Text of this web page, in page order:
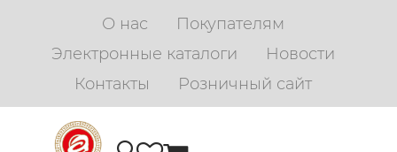
О нас
Покупателям
Электронные каталоги
Новости
Контакты
Розничный сайт